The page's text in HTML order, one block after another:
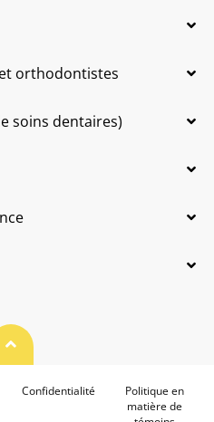
orthodontistes
soins dentaires)
Haut de page
Confidentialité
Politique en
matière de